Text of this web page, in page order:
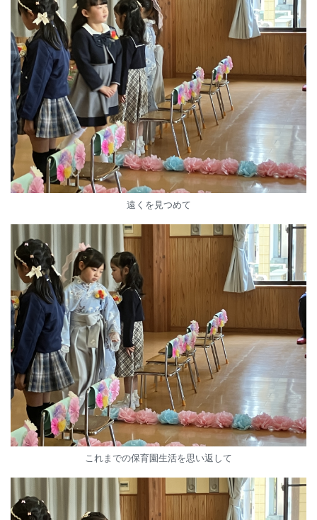
遠くを見つめて
これまでの保育園生活を思い返して